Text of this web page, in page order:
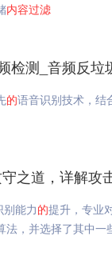
内容过滤
检测_音频反垃
的语音识别技术，结
之道，详解攻
能力的提升，专业
法，并选择了其中一